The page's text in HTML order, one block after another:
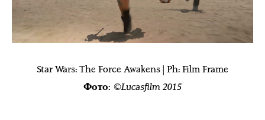
Star Wars: The Force Awakens | Ph: Film Frame
Фото: ©Lucasfilm 2015